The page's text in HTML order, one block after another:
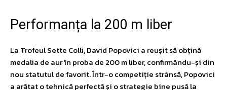
Performanța la 200 m liber
La Trofeul Sette Colli, David Popovici a reușit să obțină
medalia de aur în proba de 200 m liber, confirmându-și din
nou statutul de favorit. Într-o competiție strânsă, Popovici
a arătat o tehnică perfectă și o strategie bine pusă la